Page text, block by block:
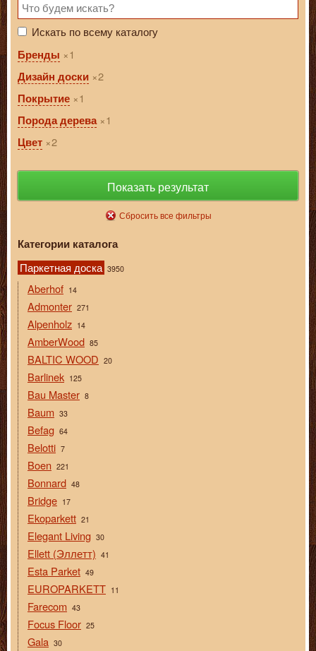
Искать по всему каталогу
Бренды
1
Дизайн доски
2
Покрытие
1
Порода дерева
1
Цвет
2
Показать результат
Сбросить все фильтры
Категории каталога
Паркетная доска 3950
Aberhof 14
Admonter 271
Alpenholz 14
AmberWood 85
BALTIC WOOD 20
Barlinek 125
Bau Master 8
Baum 33
Befag 64
Belotti 7
Boen 221
Bonnard 48
Bridge 17
Ekoparkett 21
Elegant Living 30
Ellett (Эллетт) 41
Esta Parket 49
EUROPARKETT 11
Farecom 43
Focus Floor 25
Gala 30